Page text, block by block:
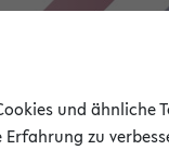
und
zu